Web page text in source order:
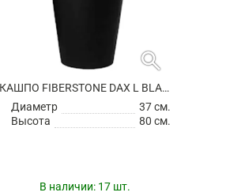
search
КАШПО FIBERSTONE DAX L BLACK
Диаметр
37 см.
Высота
80 см.
В наличии: 17 шт.